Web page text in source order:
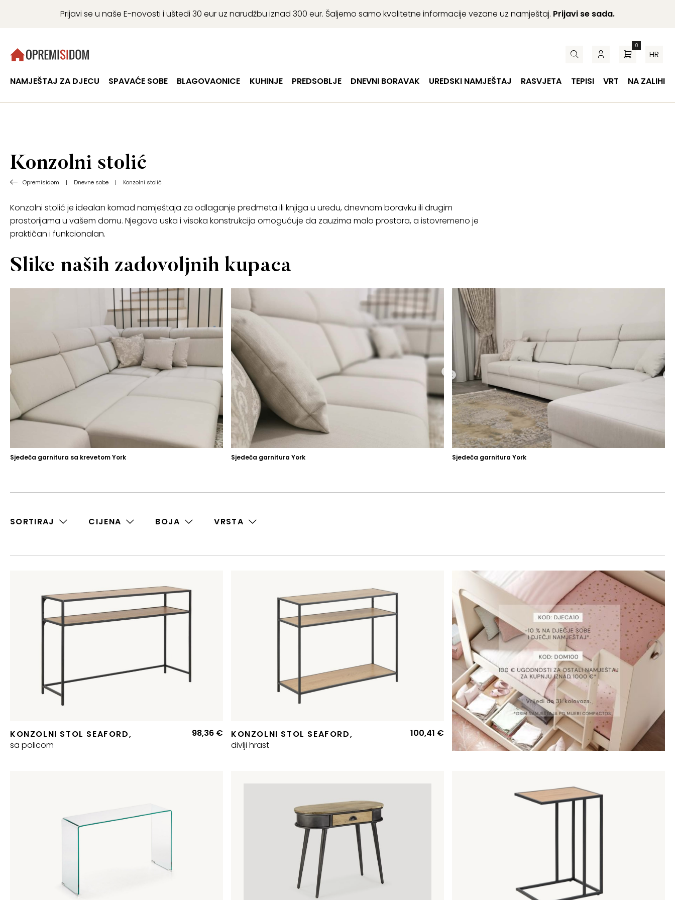
Prijavi se u naše E-novosti i uštedi 30 eur uz narudžbu iznad 300 eur. Šaljemo samo kvalitetne informacije vezane uz namještaj. Prijavi se sada.
0
HR
NAMJEŠTAJ ZA DJECU SPAVAĆE SOBE BLAGOVAONICE KUHINJE PREDSOBLJE DNEVNI BORAVAK UREDSKI NAMJEŠTAJ RASVJETA TEPISI VRT NA ZALIHI
Konzolni stolić
Opremisidom | Dnevne sobe | Konzolni stolić
Konzolni stolić je idealan komad namještaja za odlaganje predmeta ili knjiga u uredu, dnevnom boravku ili drugim
prostorijama u vašem domu. Njegova uska i visoka konstrukcija omogućuje da zauzima malo prostora, a istovremeno je
praktičan i funkcionalan.
Slike naših zadovoljnih kupaca
Sjedeča garnitura sa krevetom York Sjedeča garnitura York Sjedeča garnitura York
KONZOLNI STOL SEAFORD,
sa policom
98,36 €
KONZOLNI STOL SEAFORD,
divlji hrast
100,41 €
SORTIRAJ CIJENA BOJA VRSTA